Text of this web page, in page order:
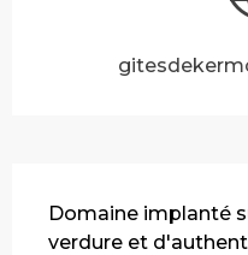
Domaine implanté
verdure et